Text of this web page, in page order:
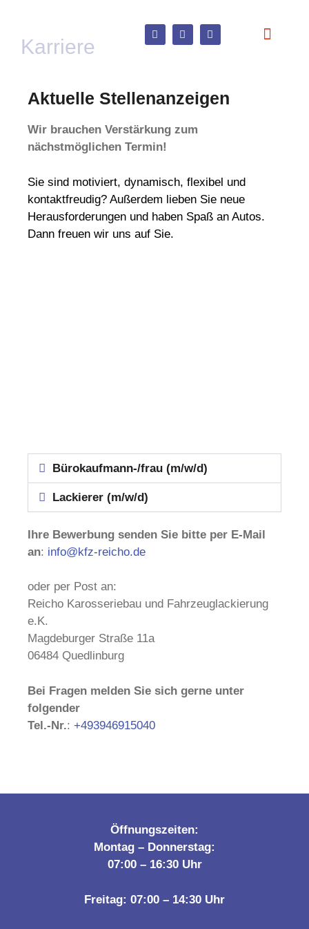
Karriere
Aktuelle Stellenanzeigen
Wir brauchen Verstärkung zum
nächstmöglichen Termin!
Sie sind motiviert, dynamisch, flexibel und
kontaktfreudig? Außerdem lieben Sie neue
Herausforderungen und haben Spaß an Autos.
Dann freuen wir uns auf Sie.
Bürokaufmann-/frau (m/w/d)
Lackierer (m/w/d)
Ihre Bewerbung senden Sie bitte per E-Mail
an: info@kfz-reicho.de
oder per Post an:
Reicho Karosseriebau und Fahrzeuglackierung
e.K.
Magdeburger Straße 11a
06484 Quedlinburg
Bei Fragen melden Sie sich gerne unter
folgender
Tel.-Nr.: +493946915040
Öffnungszeiten:
Montag – Donnerstag:
07:00 – 16:30 Uhr
Freitag: 07:00 – 14:30 Uhr